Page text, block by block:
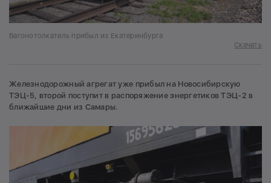
Вагонотолкатель прибыл из Екатеринбурга
Скачать
Железнодорожный агрегат уже прибыл на Новосибирскую
ТЭЦ-5, второй поступит в распоряжение энергетиков ТЭЦ-2 в
ближайшие дни из Самары.